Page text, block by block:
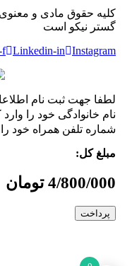
کلیه حقوق مادی و معنوی
گستر نیکو است
f Linkedin-in Instagram
لطفا جهت ثبت نام
نام خانوادگی خود را وارد
شماره تلفن همراه خود را
مبلغ کل:
4/800/000 تومان
پرداخت